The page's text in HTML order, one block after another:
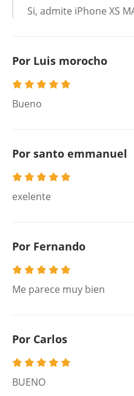
Si, admite iPhone XS
Por Luis morocho
Bueno
Por santo emmanuel
exelente
Por Fernando
Me parece muy bien
Por Carlos
BUENO